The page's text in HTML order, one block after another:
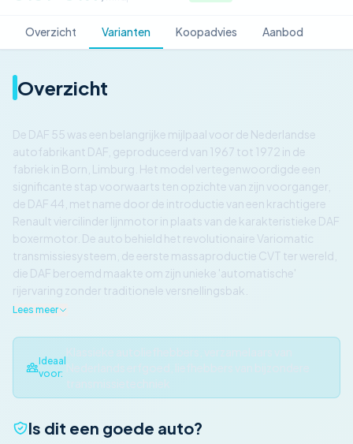
Overzicht Varianten Koopadvies Aanbod
Overzicht
De DAF 55 was een belangrijke mijlpaal voor de Nederlandse
autofabrikant DAF, geproduceerd van 1967 tot 1972 in de
fabriek in Born, Limburg. Het model vertegenwoordigde een
significante stap voorwaarts ten opzichte van zijn voorganger,
de DAF 44, met name door de introductie van een krachtigere
Renault viercilinder lijnmotor in plaats van de karakteristieke DAF
boxermotor. De auto behield het revolutionaire Variomatic
transmissiesysteem, de eerste massaproductie CVT ter wereld,
die DAF beroemd maakte om zijn unieke 'automatische'
rijervaring zonder traditionele versnellingsbak.
Lees meer
Ideaal
voor:
Is dit een goede auto?